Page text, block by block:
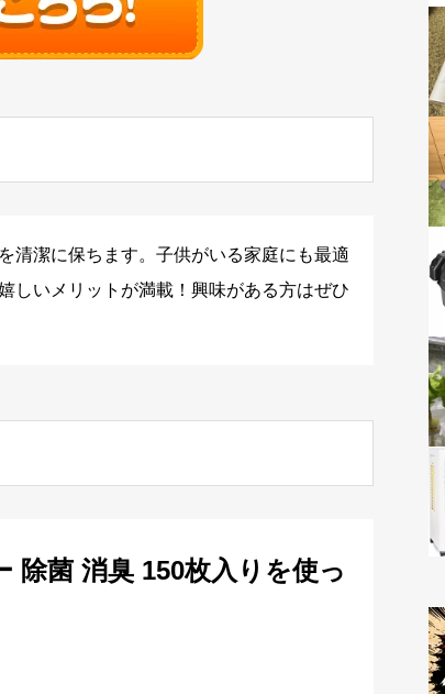
清潔に保ちます。子供がいる家庭にも最適
しいメリットが満載！興味がある方はぜひ
除菌 消臭 150枚入りを使っ